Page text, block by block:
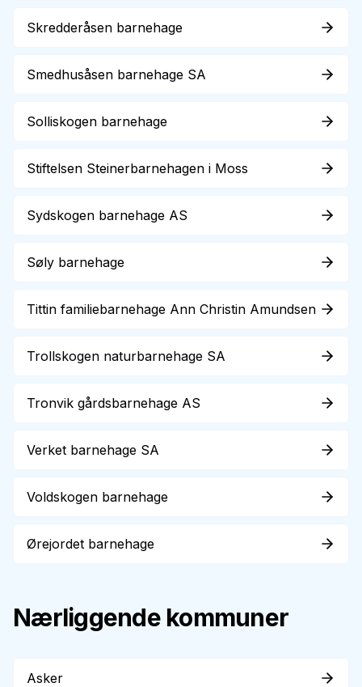
Skredderåsen barnehage
Smedhusåsen barnehage SA
Solliskogen barnehage
Stiftelsen Steinerbarnehagen i Moss
Sydskogen barnehage AS
Søly barnehage
Tittin familiebarnehage Ann Christin Amundsen
Trollskogen naturbarnehage SA
Tronvik gårdsbarnehage AS
Verket barnehage SA
Voldskogen barnehage
Ørejordet barnehage
Nærliggende kommuner
Asker